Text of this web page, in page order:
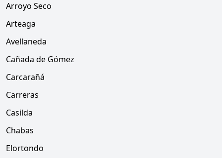
Arroyo Seco
Arteaga
Avellaneda
Cañada de Gómez
Carcarañá
Carreras
Casilda
Chabas
Elortondo